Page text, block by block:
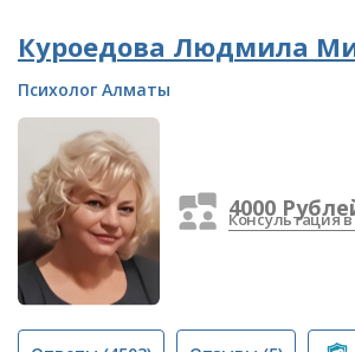
Куроедова Людмила
Психолог Алматы
4000
Консультация